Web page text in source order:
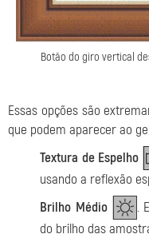
Botão do giro vertical
Essas opções são
que podem aparecer ao
Textura de Espelho
usando a reflexão
Brilho Médio
.
do brilho das